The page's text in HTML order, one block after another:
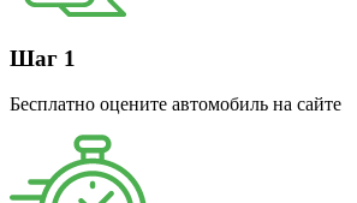
Шаг 1
Бесплатно оцените автомобиль на сайте